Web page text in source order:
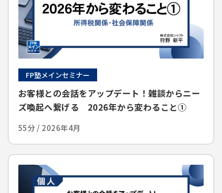
FP塾メインセミナー
お客様との会話をアップデート！雑談からニー
ズ喚起へ繋げる 2026年から変わること①
55分 / 2026年4月